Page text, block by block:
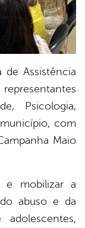
de Assistência
Psicologia,
com
Maio
e mobilizar a
abuso e da